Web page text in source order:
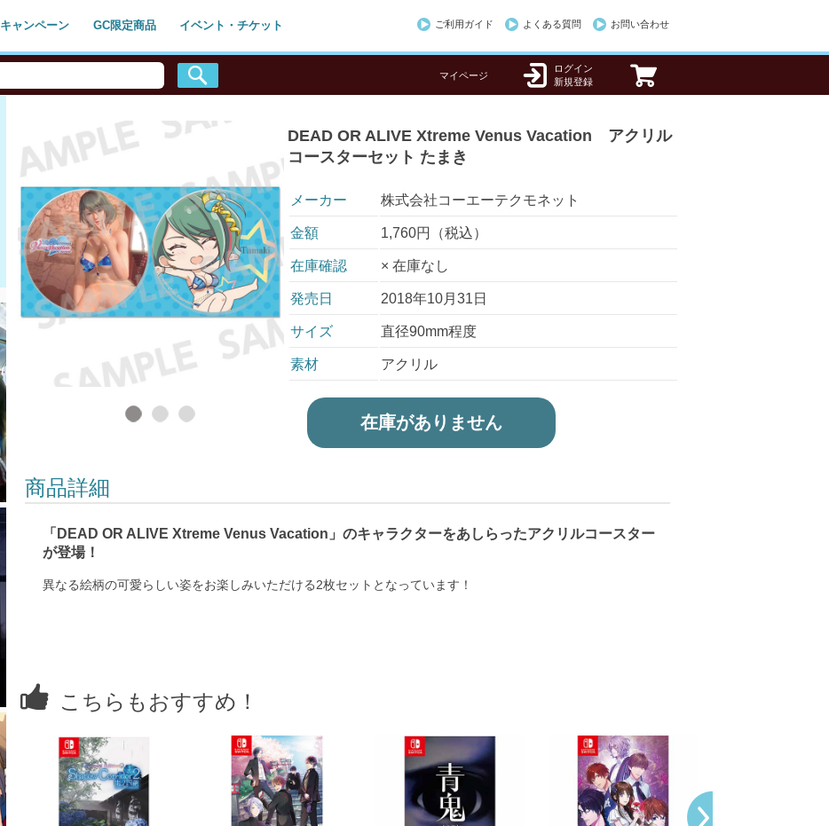
キャンペーン GC限定商品 イベント・チケット ご利用ガイド よくある質問 お問い合わせ
マイページ
ログイン
新規登録
DEAD OR ALIVE Xtreme Venus Vacation アクリル
コースターセット たまき
メーカー 株式会社コーエーテクモネット
金額 1,760円（税込）
在庫確認 × 在庫なし
発売日 2018年10月31日
サイズ 直径90mm程度
素材 アクリル
在庫がありません
商品詳細
「DEAD OR ALIVE Xtreme Venus Vacation」のキャラクターをあしらったアクリルコースター
が登場！
異なる絵柄の可愛らしい姿をお楽しみいただける2枚セットとなっています！
こちらもおすすめ！